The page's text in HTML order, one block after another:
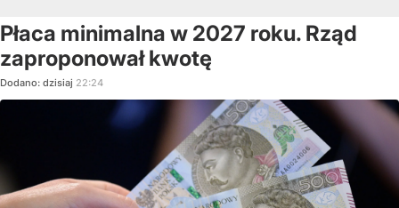
Płaca minimalna w 2027 roku. Rząd
zaproponował kwotę
Dodano: dzisiaj 22:24